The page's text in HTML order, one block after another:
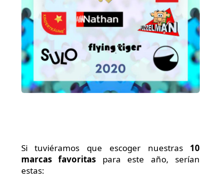
Si tuviéramos que escoger nuestras 10
marcas favoritas para este año, serían
estas: